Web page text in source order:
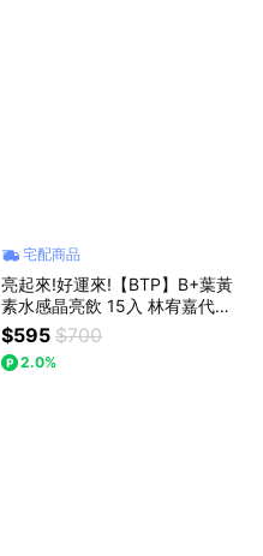
宅配商品
亮起來!好運來!【BTP】B+葉黃
素水感晶亮飲 15入 林宥嘉代言
推薦
$595 $700
2.0%